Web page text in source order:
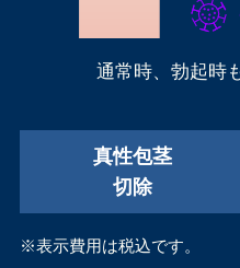
通常時、勃起時
真性包茎
切除
※表示費用は税込です。